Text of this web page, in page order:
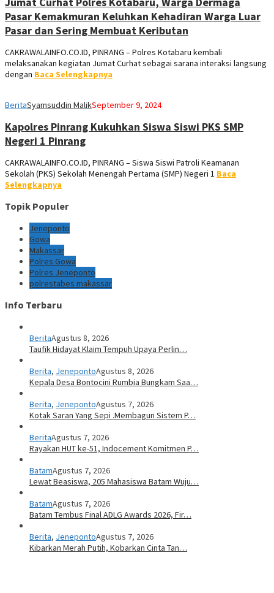
Pasar Kemakmuran Keluhkan Kehadiran Warga Luar
Pasar dan Sering Membuat Keributan
CAKRAWALAINFO.CO.ID, PINRANG – Polres Kotabaru kembali
melaksanakan kegiatan Jumat Curhat sebagai sarana interaksi langsung
dengan Baca Selengkapnya
BeritaSyamsuddin MalikSeptember 9, 2024
Kapolres Pinrang Kukuhkan Siswa Siswi PKS SMP
Negeri 1 Pinrang
CAKRAWALAINFO.CO.ID, PINRANG – Siswa Siswi Patroli Keamanan
Sekolah (PKS) Sekolah Menengah Pertama (SMP) Negeri 1 Baca
Selengkapnya
Topik Populer
Jeneponto
Gowa
Makassar
Polres Gowa
Polres Jeneponto
polrestabes makassar
Info Terbaru
BeritaAgustus 8, 2026
Taufik Hidayat Klaim Tempuh Upaya Perlin…
Berita, JenepontoAgustus 8, 2026
Kepala Desa Bontocini Rumbia Bungkam Saa…
Berita, JenepontoAgustus 7, 2026
Kotak Saran Yang Sepi .Membagun Sistem P…
BeritaAgustus 7, 2026
Rayakan HUT ke-51, Indocement Komitmen P…
BatamAgustus 7, 2026
Lewat Beasiswa, 205 Mahasiswa Batam Wuju…
BatamAgustus 7, 2026
Batam Tembus Final ADLG Awards 2026, Fir…
Berita, JenepontoAgustus 7, 2026
Kibarkan Merah Putih, Kobarkan Cinta Tan…